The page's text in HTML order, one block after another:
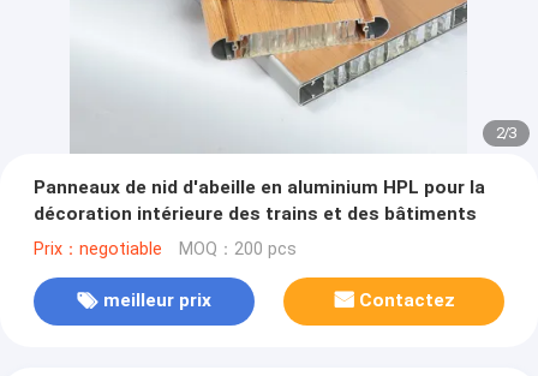
2/3
Panneaux de nid d'abeille en aluminium HPL pour la
décoration intérieure des trains et des bâtiments
Prix：negotiable MOQ：200 pcs
meilleur prix Contactez